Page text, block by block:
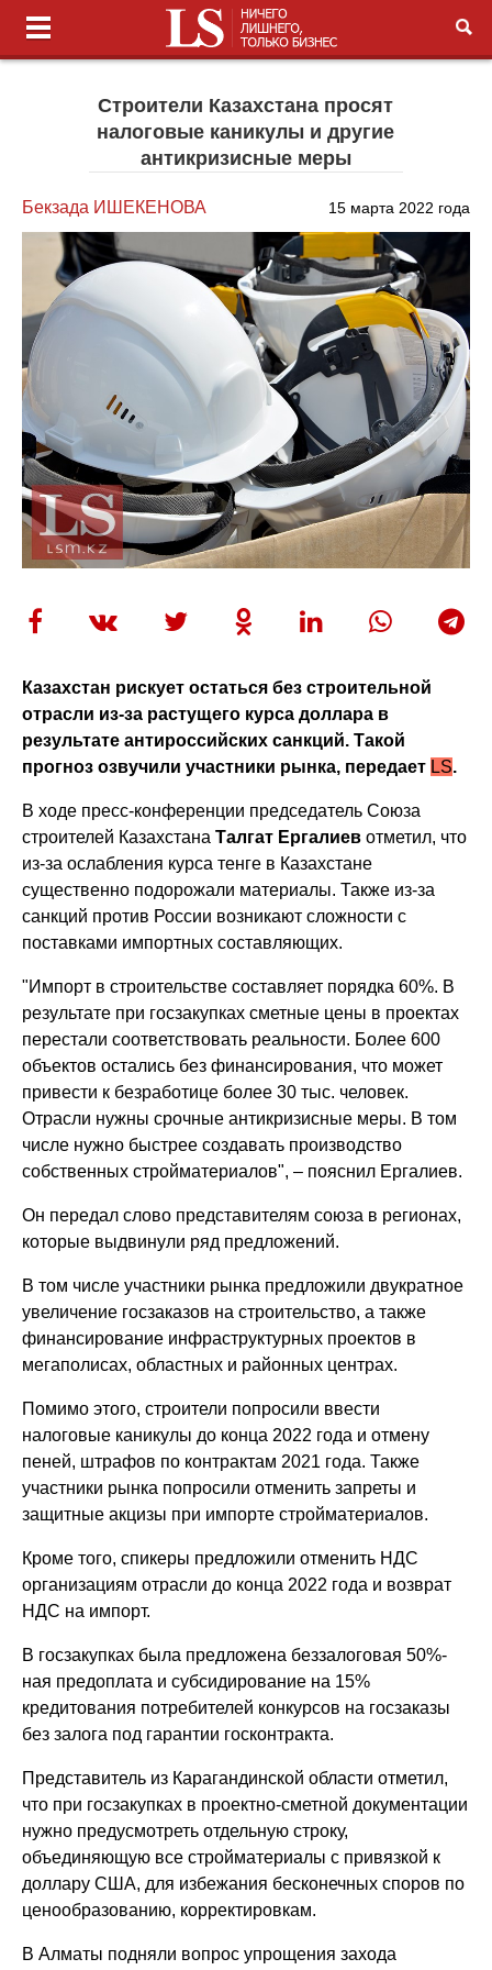
Строители Казахстана просят
налоговые каникулы и другие
антикризисные меры
Бекзада ИШЕКЕНОВА 15 марта 2022 года
Казахстан рискует остаться без строительной
отрасли из-за растущего курса доллара в
результате антироссийских санкций. Такой
прогноз озвучили участники рынка, передает LS.
В ходе пресс-конференции председатель Союза
строителей КазахстанаТалгат Ергалиев отметил, что
из-за ослабления курса тенге в Казахстане
существенно подорожали материалы. Также из-за
санкций против России возникают сложности с
поставками импортных составляющих.
"Импорт в строительстве составляет порядка 60%. В
результате при госзакупках сметные цены в проектах
перестали соответствовать реальности. Более 600
объектов остались без финансирования, что может
привести к безработице более 30 тыс. человек.
Отрасли нужны срочные антикризисные меры. В том
числе нужно быстрее создавать производство
собственных стройматериалов", – пояснил Ергалиев.
Он передал слово представителям союза в регионах,
которые выдвинули ряд предложений.
В том числе участники рынка предложили двукратное
увеличение госзаказов на строительство, а также
финансирование инфраструктурных проектов в
мегаполисах, областных и районных центрах.
Помимо этого, строители попросили ввести
налоговые каникулы до конца 2022 года и отмену
пеней, штрафов по контрактам 2021 года. Также
участники рынка попросили отменить запреты и
защитные акцизы при импорте стройматериалов.
Кроме того, спикеры предложили отменить НДС
организациям отрасли до конца 2022 года и возврат
НДС на импорт.
В госзакупках была предложена беззалоговая 50%-
ная предоплата и субсидирование на 15%
кредитования потребителей конкурсов на госзаказы
без залога под гарантии госконтракта.
Представитель из Карагандинской области отметил,
что при госзакупках в проектно-сметной документации
нужно предусмотреть отдельную строку,
объединяющую все стройматериалы с привязкой к
доллару США, для избежания бесконечных споров по
ценообразованию, корректировкам.
В Алматы подняли вопрос упрощения захода